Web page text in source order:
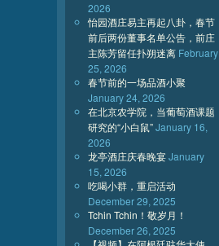
2026
怡园酒庄易主再起八卦，春节
前后两份董事名单公告，前庄
主陈芳留任扑朔迷离 February
25, 2026
春节前的一场品酒小聚
January 24, 2026
在北京农学院，当葡萄酒课题
研究的“小白鼠”January 16,
2026
龙亭酒庄庆春晚宴January
15, 2026
吃喝小群，重启活动
December 29, 2025
Tchin Tchin！敬岁月！
December 26, 2025